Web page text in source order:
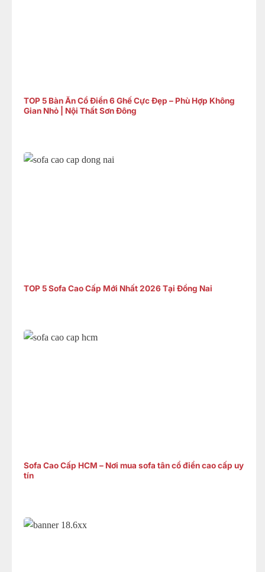
TOP 5 Bàn Ăn Cổ Điển 6 Ghế Cực Đẹp – Phù Hợp Không
Gian Nhỏ | Nội Thất Sơn Đông
TOP 5 Sofa Cao Cấp Mới Nhất 2026 Tại Đồng Nai
Sofa Cao Cấp HCM – Nơi mua sofa tân cổ điển cao cấp uy
tín